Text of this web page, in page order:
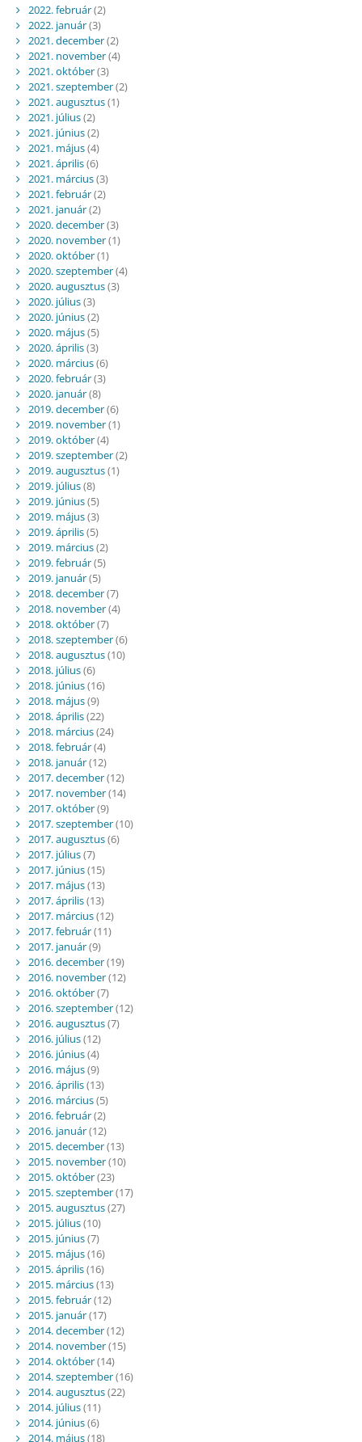
2022. február(2)
2022. január(3)
2021. december(2)
2021. november(4)
2021. október(3)
2021. szeptember(2)
2021. augusztus(1)
2021. július(2)
2021. június(2)
2021. május(4)
2021. április(6)
2021. március(3)
2021. február(2)
2021. január(2)
2020. december(3)
2020. november(1)
2020. október(1)
2020. szeptember(4)
2020. augusztus(3)
2020. július(3)
2020. június(2)
2020. május(5)
2020. április(3)
2020. március(6)
2020. február(3)
2020. január(8)
2019. december(6)
2019. november(1)
2019. október(4)
2019. szeptember(2)
2019. augusztus(1)
2019. július(8)
2019. június(5)
2019. május(3)
2019. április(5)
2019. március(2)
2019. február(5)
2019. január(5)
2018. december(7)
2018. november(4)
2018. október(7)
2018. szeptember(6)
2018. augusztus(10)
2018. július(6)
2018. június(16)
2018. május(9)
2018. április(22)
2018. március(24)
2018. február(4)
2018. január(12)
2017. december(12)
2017. november(14)
2017. október(9)
2017. szeptember(10)
2017. augusztus(6)
2017. július(7)
2017. június(15)
2017. május(13)
2017. április(13)
2017. március(12)
2017. február(11)
2017. január(9)
2016. december(19)
2016. november(12)
2016. október(7)
2016. szeptember(12)
2016. augusztus(7)
2016. július(12)
2016. június(4)
2016. május(9)
2016. április(13)
2016. március(5)
2016. február(2)
2016. január(12)
2015. december(13)
2015. november(10)
2015. október(23)
2015. szeptember(17)
2015. augusztus(27)
2015. július(10)
2015. június(7)
2015. május(16)
2015. április(16)
2015. március(13)
2015. február(12)
2015. január(17)
2014. december(12)
2014. november(15)
2014. október(14)
2014. szeptember(16)
2014. augusztus(22)
2014. július(11)
2014. június(6)
2014. május(18)